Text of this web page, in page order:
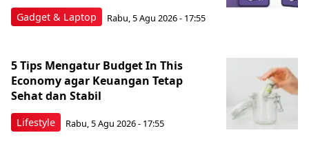
Gadget & Laptop Rabu, 5 Agu 2026 - 17:55
Lifestyle
5 Tips Mengatur Budget In This
Economy agar Keuangan Tetap
Sehat dan Stabil
Rabu, 5 Agu 2026 - 17:55